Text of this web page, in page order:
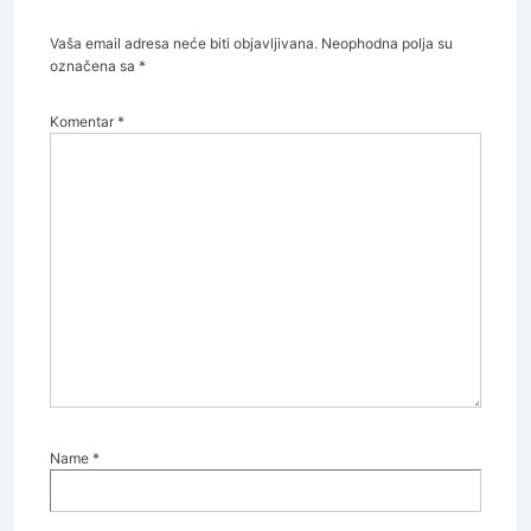
Vaša email adresa neće biti objavljivana. Neophodna polja su
označena sa *
Komentar *
Name *